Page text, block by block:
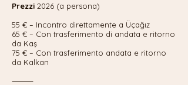
Visita il villaggio di Simena (Kaleköy)
Attracchiamo al piccolo villaggio senza auto di
Simena (Kaleköy). Passeggia per tranquille
strade acciottolate, goditi la vista sul mare e
Prezzi 2026 (a persona)
55 € – Incontro direttamente a Üçağız
65 € – Con trasferimento di andata e ritorno
da Kaş
75 € – Con trasferimento andata e ritorno
da Kalkan
⸻